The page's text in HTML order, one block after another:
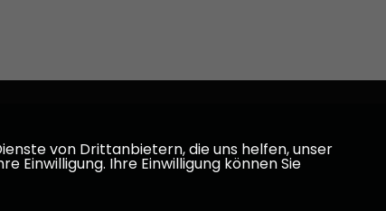
von Drittanbietern, die uns helfen, unser
Ihre Einwilligung können Sie